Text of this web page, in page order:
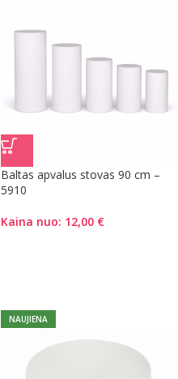
Baltas apvalus stovas 90 cm –
5910
Kaina nuo: 12,00 €
NAUJIENA